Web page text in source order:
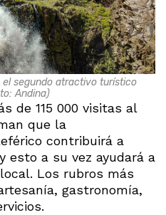
segundo atractivo turístico
Andina)
de 115 000 visitas al
que la
contribuirá a
esto a su vez ayudará a
Los rubros más
gastronomía,